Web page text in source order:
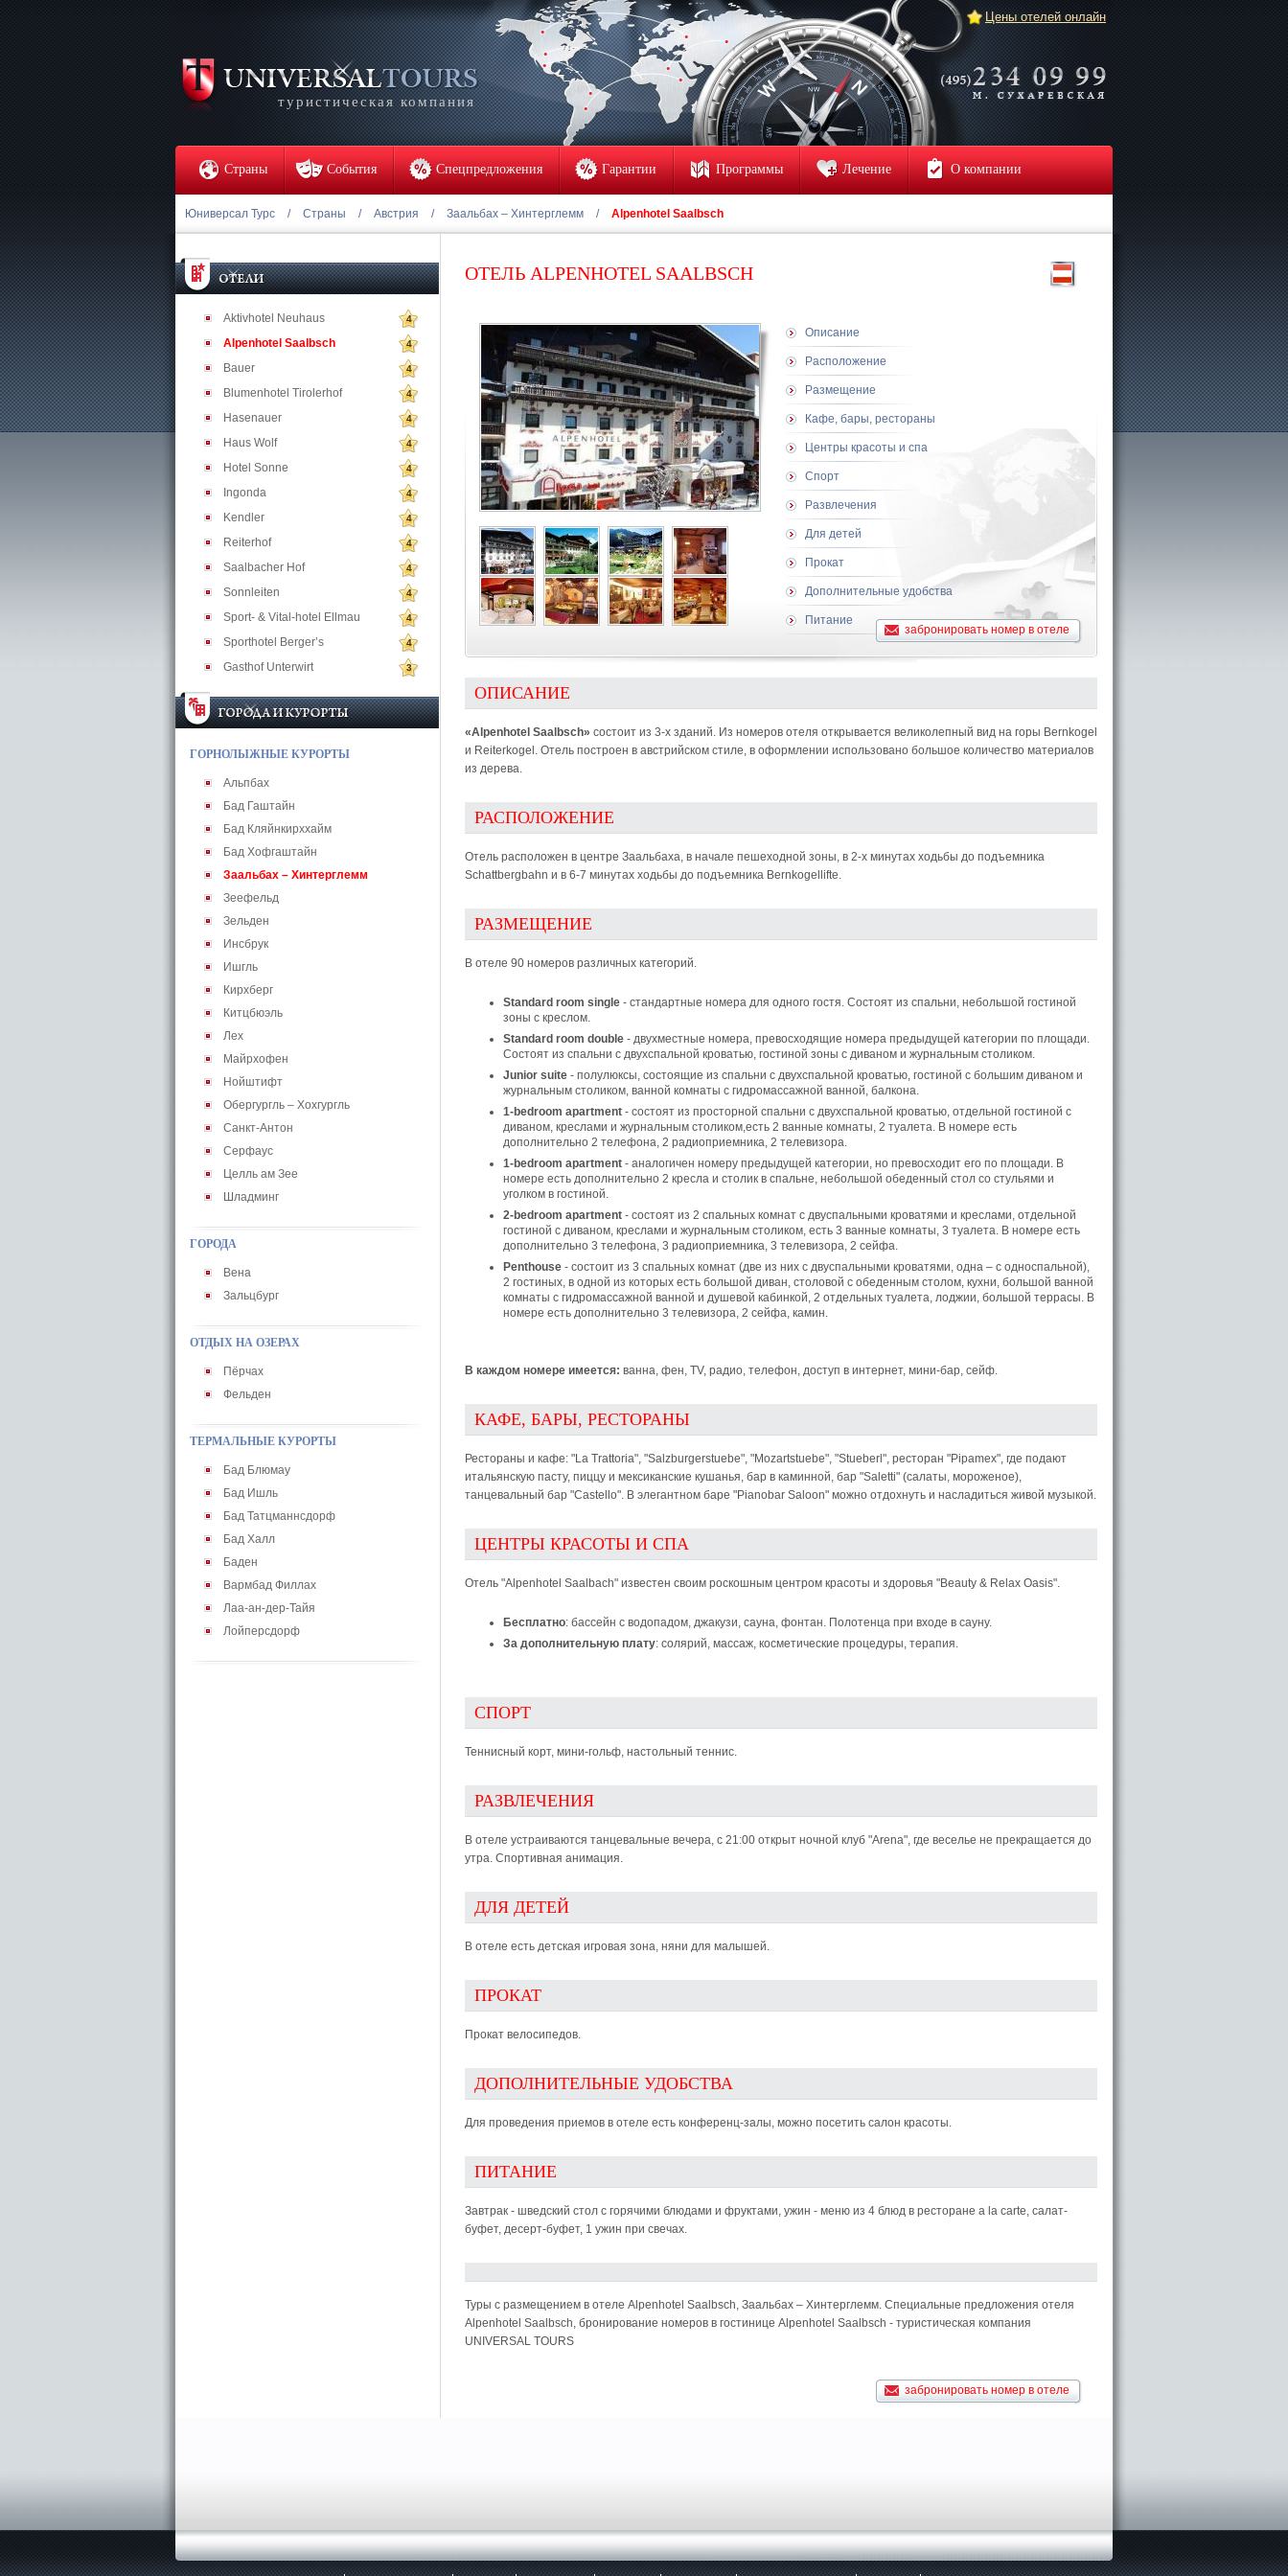
туристическая компания
Цены отелей онлайн
Страны События Спецпредложения Гарантии Программы Лечение О компании
Юниверсал Турс / Страны / Австрия / Заальбах – Хинтерглемм / Alpenhotel Saalbsch
Aktivhotel Neuhaus 4
Alpenhotel Saalbsch 4
Bauer 4
Blumenhotel Tirolerhof 4
Hasenauer 4
Haus Wolf 4
Hotel Sonne 4
Ingonda 4
Kendler 4
Reiterhof 4
Saalbacher Hof 4
Sonnleiten 4
Sport- & Vital-hotel Ellmau 4
Sporthotel Berger’s 4
Gasthof Unterwirt 3
ГОРНОЛЫЖНЫЕ КУРОРТЫ
Альпбах
Бад Гаштайн
Бад Кляйнкирххайм
Бад Хофгаштайн
Заальбах – Хинтерглемм
Зеефельд
Зельден
Инсбрук
Ишгль
Кирхберг
Китцбюэль
Лех
Майрхофен
Нойштифт
Обергургль – Хохгургль
Санкт-Антон
Серфаус
Целль ам Зее
Шладминг
ГОРОДА
Вена
Зальцбург
ОТДЫХ НА ОЗЕРАХ
Пёрчах
Фельден
ТЕРМАЛЬНЫЕ КУРОРТЫ
Бад Блюмау
Бад Ишль
Бад Татцманнсдорф
Бад Халл
Баден
Вармбад Филлах
Лаа-ан-дер-Тайя
Лойперсдорф
ОТЕЛЬ ALPENHOTEL SAALBSCH
Описание
Расположение
Размещение
Кафе, бары, рестораны
Центры красоты и спа
Спорт
Развлечения
Для детей
Прокат
Дополнительные удобства
Питание
забронировать номер в отеле
ОПИСАНИЕ
«Alpenhotel Saalbsch» состоит из 3-х зданий. Из номеров отеля открывается великолепный вид на горы Bernkogel
и Reiterkogel. Отель построен в австрийском стиле, в оформлении использовано большое количество материалов
из дерева.
РАСПОЛОЖЕНИЕ
Отель расположен в центре Заальбаха, в начале пешеходной зоны, в 2-х минутах ходьбы до подъемника
Schattbergbahn и в 6-7 минутах ходьбы до подъемника Bernkogellifte.
РАЗМЕЩЕНИЕ
В отеле 90 номеров различных категорий.
Standard room single - стандартные номера для одного гостя. Состоят из спальни, небольшой гостиной
зоны с креслом.
Standard room double - двухместные номера, превосходящие номера предыдущей категории по площади.
Состоят из спальни с двухспальной кроватью, гостиной зоны с диваном и журнальным столиком.
Junior suite - полулюксы, состоящие из спальни с двухспальной кроватью, гостиной с большим диваном и
журнальным столиком, ванной комнаты с гидромассажной ванной, балкона.
1-bedroom apartment - состоят из просторной спальни с двухспальной кроватью, отдельной гостиной с
диваном, креслами и журнальным столиком,есть 2 ванные комнаты, 2 туалета. В номере есть
дополнительно 2 телефона, 2 радиоприемника, 2 телевизора.
1-bedroom apartment - аналогичен номеру предыдущей категории, но превосходит его по площади. В
номере есть дополнительно 2 кресла и столик в спальне, небольшой обеденный стол со стульями и
уголком в гостиной.
2-bedroom apartment - состоят из 2 спальных комнат с двуспальными кроватями и креслами, отдельной
гостиной с диваном, креслами и журнальным столиком, есть 3 ванныe комнаты, 3 туалета. В номере есть
дополнительно 3 телефона, 3 радиоприемника, 3 телевизора, 2 сейфа.
Penthouse - состоит из 3 спальных комнат (две из них с двуспальными кроватями, одна – с односпальной),
2 гостиных, в одной из которых есть большой диван, столовой с обеденным столом, кухни, большой ванной
комнаты с гидромассажной ванной и душевой кабинкой, 2 отдельных туалета, лоджии, большой террасы. В
номере есть дополнительно 3 телевизора, 2 сейфа, камин.
В каждом номере имеется: ванна, фен, TV, радио, телефон, доступ в интернет, мини-бар, сейф.
КАФЕ, БАРЫ, РЕСТОРАНЫ
Рестораны и кафе: "La Trattoria", "Salzburgerstuebe", "Mozartstuebe", "Stueberl", ресторан "Pipamex", где подают
итальянскую пасту, пиццу и мексиканские кушанья, бар в каминной, бар "Saletti" (салаты, мороженое),
танцевальный бар "Castello". В элегантном баре "Pianobar Saloon" можно отдохнуть и насладиться живой музыкой.
ЦЕНТРЫ КРАСОТЫ И СПА
Отель "Alpenhotel Saalbach" известен своим роскошным центром красоты и здоровья "Beauty & Relax Oasis".
Бесплатно: бассейн с водопадом, джакузи, сауна, фонтан. Полотенца при входе в сауну.
За дополнительную плату: солярий, массаж, косметические процедуры, терапия.
СПОРТ
Теннисный корт, мини-гольф, настольный теннис.
РАЗВЛЕЧЕНИЯ
В отеле устраиваются танцевальные вечера, с 21:00 открыт ночной клуб "Arena", где веселье не прекращается до
утра. Спортивная анимация.
ДЛЯ ДЕТЕЙ
В отеле есть детская игровая зона, няни для малышей.
ПРОКАТ
Прокат велосипедов.
ДОПОЛНИТЕЛЬНЫЕ УДОБСТВА
Для проведения приемов в отеле есть конференц-залы, можно посетить салон красоты.
ПИТАНИЕ
Завтрак - шведский стол с горячими блюдами и фруктами, ужин - меню из 4 блюд в ресторане a la carte, салат-
буфет, десерт-буфет, 1 ужин при свечах.
Туры с размещением в отеле Alpenhotel Saalbsch, Заальбах – Хинтерглемм. Специальные предложения отеля
Alpenhotel Saalbsch, бронирование номеров в гостинице Alpenhotel Saalbsch - туристическая компания
UNIVERSAL TOURS
забронировать номер в отеле